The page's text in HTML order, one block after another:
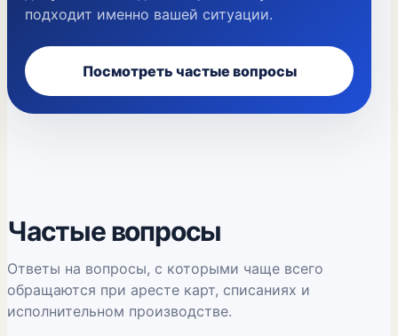
подходит именно вашей ситуации.
Посмотреть частые вопросы
Частые вопросы
Ответы на вопросы, с которыми чаще всего
обращаются при аресте карт, списаниях и
исполнительном производстве.